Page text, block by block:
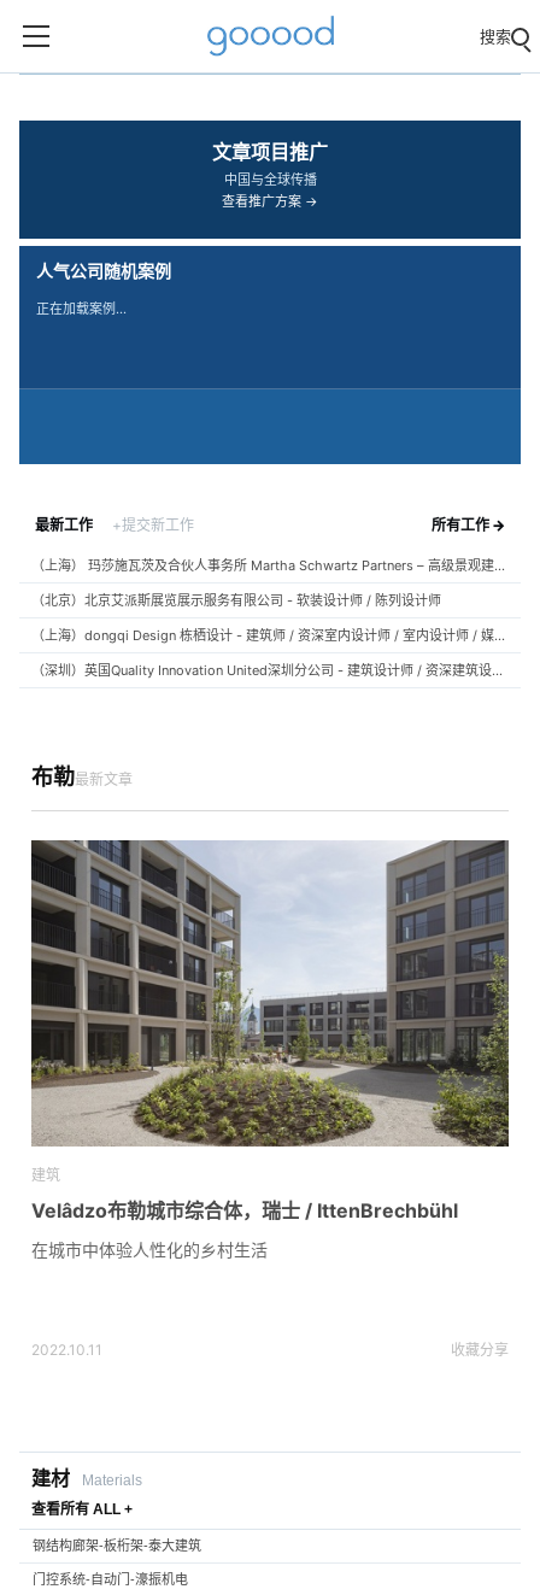
搜索
文章项目推广
中国与全球传播
查看推广方案 →
人气公司随机案例
正在加载案例…
最新工作 +提交新工作 所有工作 →
（上海） 玛莎施瓦茨及合伙人事务所 Martha Schwartz Partners – 高级景观建筑师 Senior Landscape Designer / 景观建筑师 Landscape Designer
（北京）北京艾派斯展览展示服务有限公司 - 软装设计师 / 陈列设计师
（上海）dongqi Design 栋栖设计 - 建筑师 / 资深室内设计师 / 室内设计师 / 媒体及公共关系主管 / 设计实习生（常年招聘）
（深圳）英国Quality Innovation United深圳分公司 - 建筑设计师 / 资深建筑设计师 / 室内设计师 / 设计实习生
布勒最新文章
建筑
Velâdzo布勒城市综合体，瑞士 / IttenBrechbühl
在城市中体验人性化的乡村生活
2022.10.11 收藏分享
建材
Materials
查看所有 ALL +
钢结构廊架-板桁架-泰大建筑
门控系统-自动门-濠振机电